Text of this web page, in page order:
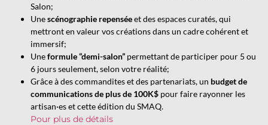
Salon;
Unescénographie repenséeet des espaces curatés, qui
mettront en valeur vos créations dans un cadre cohérent et
immersif;
Uneformule “demi-salon” permettant de participer pour 5 ou
6 jours seulement, selon votre réalité;
Grâce à des commandites et des partenariats, un budget de
communications de plus de 100K$ pour faire rayonner les
artisan·es et cette édition du SMAQ.
Pour plus de détails